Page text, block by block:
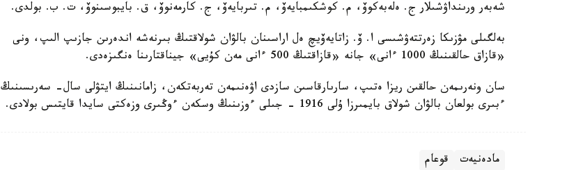
شەبەر ورىنداۋشىلار ج. ەلەبەكوۆ، م. كوشكىمبايەۆ، م. تىربايەۆ، ج. كارمەنوۆ، ق. بايبوسىنوۆ، ت. ب. بولدى.
بەلگىلى مۋزىكا زەرتتەۋشىسى ا. ۆ. زاتايەۆيچ ەل اراسىنان بالۋان شولاقتىڭ بىرنەشە اندەرىن جازىپ الىپ، ونى
«قازاق حالقىنىڭ 1000 ءانى» جانە «قازاقتىڭ 500 ءانى مەن كۇيى» جيناقتارىنا ەنگىزەدى.
سان ونەرىمەن حالقىن ريزا ەتىپ، سارىارقاسىن سازدى اۋەنىمەن تەربەتكەن، زامانىنىڭ ايتۋلى سال- سەرىسىنىڭ
ءبىرى بولعان بالۋان شولاق بايمىرزا ۇلى 1916 - جىلى ءوزىنىڭ وسكەن ءوڭىرى وزەكتى سايدا قايتىس بولادى.
مادەنيەت قوعام